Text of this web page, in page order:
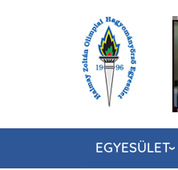
EGYESÜLET